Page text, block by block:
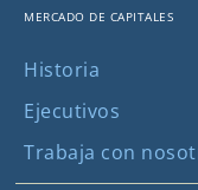
mercado de capitales
Historia
Ejecutivos
Trabaja con